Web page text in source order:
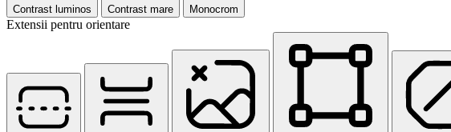
Contrast luminos Contrast mare Monocrom
Extensii pentru orientare